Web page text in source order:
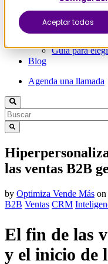
Aceptar todas
El coste
Calcula el
Guía para
Blog
Agenda una llamada
las ventas B2B
by Optimiza Vende Más on
B2B Ventas CRM
El fin de las
y el inicio de